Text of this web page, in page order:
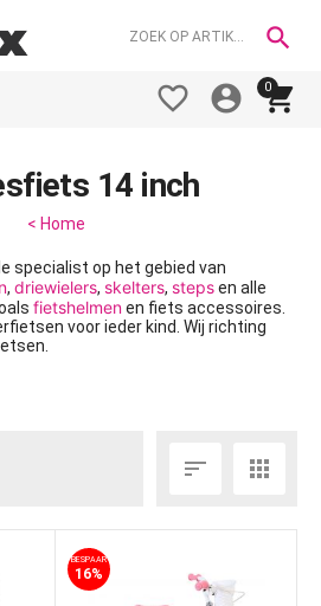

0



14 inch
< Home
specialist op het gebied van
, driewielers, skelters, stepsen alle
fietshelmenen fiets accessoires.
voor ieder kind. Wij richting
 
BESPAAR
16%